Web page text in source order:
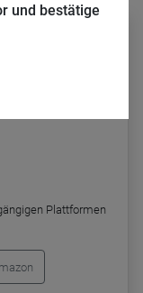
Plattformen
und bestätige